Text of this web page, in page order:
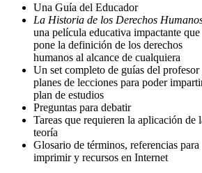
Una Guía del Educador
La Historia de los Derechos
una película educativa impactante que
pone la definición de los derechos
humanos al alcance de cualquiera
Un set completo de guías del profesor
planes de lecciones para poder
plan de estudios
Preguntas para debatir
Tareas que requieren la aplicación de
teoría
Glosario de términos, referencias para
imprimir y recursos en Internet